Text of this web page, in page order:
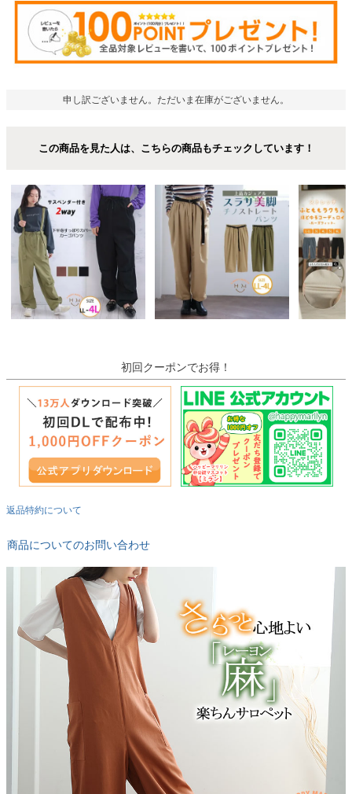
申し訳ございません。ただいま在庫がございません。
この商品を見た人は、こちらの商品もチェックしています！
初回クーポンでお得！
返品特約について
商品についてのお問い合わせ